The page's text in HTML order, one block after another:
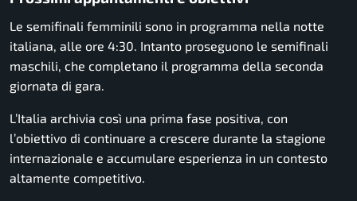
Le semifinali femminili sono in programma nella notte
italiana, alle ore 4:30. Intanto proseguono le semifinali
maschili, che completano il programma della seconda
giornata di gara.
L’Italia archivia così una prima fase positiva, con
l’obiettivo di continuare a crescere durante la stagione
internazionale e accumulare esperienza in un contesto
altamente competitivo.